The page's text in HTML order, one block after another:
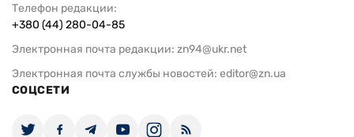
Телефон редакции:
+380 (44) 280-04-85
Электронная почта редакции: zn94@ukr.net
Электронная почта службы новостей: editor@zn.ua
СОЦСЕТИ